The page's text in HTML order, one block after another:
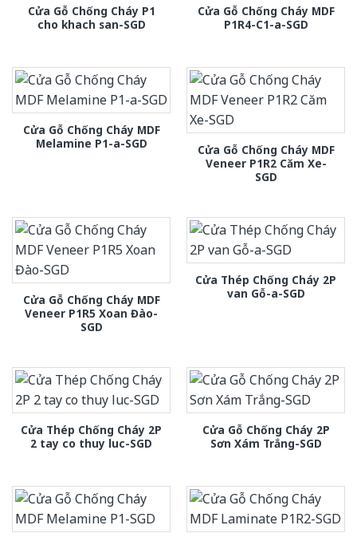
Cửa Gỗ Chống Cháy P1
cho khach san-SGD
Cửa Gỗ Chống Cháy MDF
P1R4-C1-a-SGD
Cửa Gỗ Chống Cháy MDF
Melamine P1-a-SGD
Cửa Gỗ Chống Cháy MDF
Veneer P1R2 Căm Xe-
SGD
Cửa Gỗ Chống Cháy MDF
Veneer P1R5 Xoan Đào-
SGD
Cửa Thép Chống Cháy 2P
van Gỗ-a-SGD
Cửa Thép Chống Cháy 2P
2 tay co thuy luc-SGD
Cửa Gỗ Chống Cháy 2P
Sơn Xám Trắng-SGD